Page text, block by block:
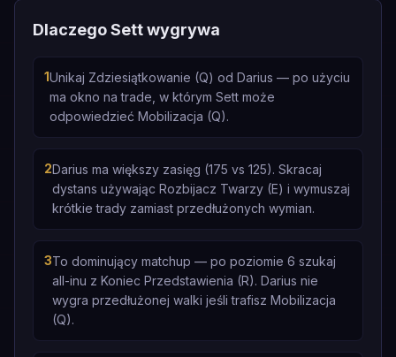
Dlaczego Sett wygrywa
1Unikaj Zdziesiątkowanie (Q) od Darius — po użyciu
ma okno na trade, w którym Sett może
odpowiedzieć Mobilizacja (Q).
2Darius ma większy zasięg (175 vs 125). Skracaj
dystans używając Rozbijacz Twarzy (E) i wymuszaj
krótkie trady zamiast przedłużonych wymian.
3To dominujący matchup — po poziomie 6 szukaj
all-inu z Koniec Przedstawienia (R). Darius nie
wygra przedłużonej walki jeśli trafisz Mobilizacja
(Q).